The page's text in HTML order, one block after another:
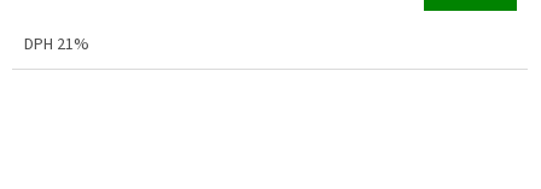
hvězdiček.
DPH 21%